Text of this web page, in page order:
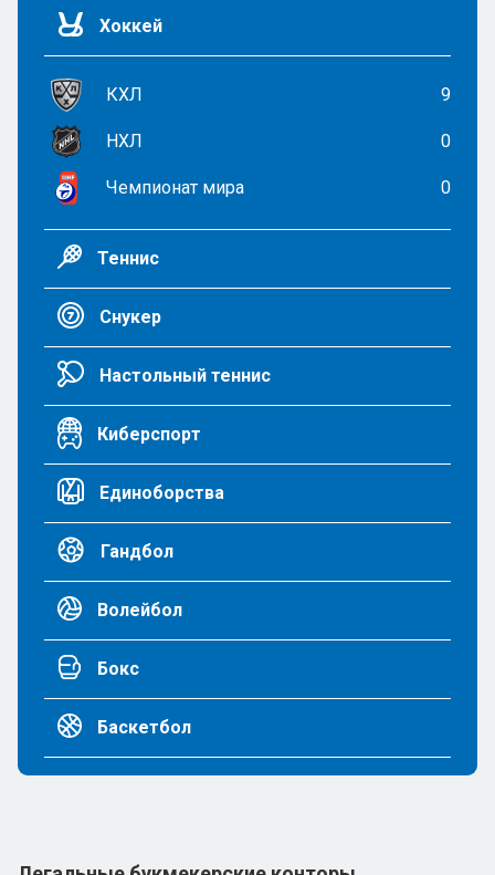
Хоккей
КХЛ 9
НХЛ 0
Чемпионат мира 0
Теннис
Снукер
Настольный теннис
Киберспорт
Единоборства
Гандбол
Волейбол
Бокс
Баскетбол